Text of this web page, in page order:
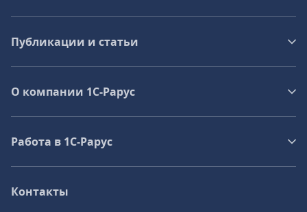
Публикации и статьи
О компании 1C-Рарус
Работа в 1С‑Рарус
Контакты